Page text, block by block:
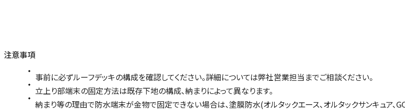
注意事項
事前に必ずルーフデッキの構成を確認してください。詳細については弊社営業担当までご相談ください。
立上り部端末の固定方法は既存下地の構成、納まりによって異なります。
納まり等の理由で防水端末が金物で固定できない場合は、塗膜防水(オルタックエース、オルタックサンキュア